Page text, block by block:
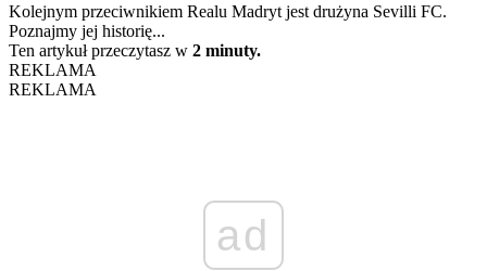
Kolejnym przeciwnikiem Realu Madryt jest drużyna Sevilli FC.
Poznajmy jej historię...
Ten artykuł przeczytasz w 2 minuty.
REKLAMA
REKLAMA
ad